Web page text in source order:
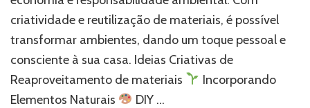
criatividade e reutilização de materiais, é possível
transformar ambientes, dando um toque pessoal e
consciente à sua casa. Ideias Criativas de
Reaproveitamento de materiais
Incorporando
Elementos Naturais
DIY …